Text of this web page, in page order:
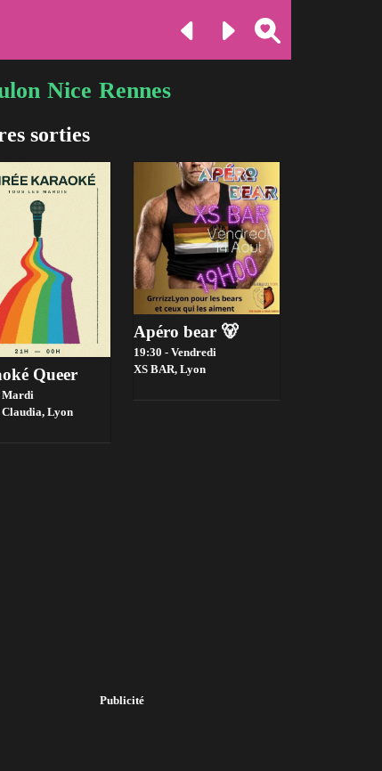
Nice Rennes
sorties
Queer
Mardi
Claudia, Lyon
Apéro bear 🐻
19:30 - Vendredi
XS BAR, Lyon
Publicité